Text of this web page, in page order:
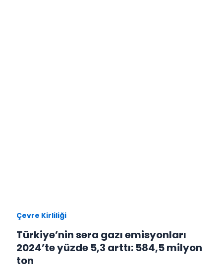
Çevre Kirliliği
Türkiye’nin sera gazı emisyonları
2024’te yüzde 5,3 arttı: 584,5 milyon
ton